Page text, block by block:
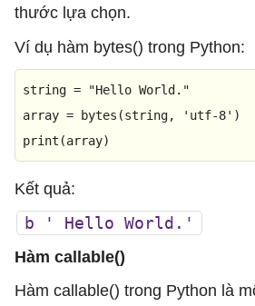
thước lựa chọn.
Ví dụ hàm bytes() trong Python:
string =
"Hello World."
array =
bytes (string, 'utf-8'
print (array)
Kết quả:
b ' Hello World.'
Hàm callable()
Hàm callable() trong Python là